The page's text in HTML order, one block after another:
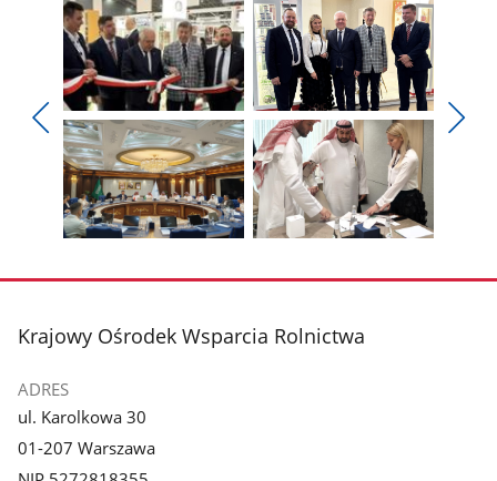
Pokaż
poprzednie
zdjęcia
Pokaż
zdjęcie
1
z
galerii.
Pokaż
zdjęcie
2
z
galerii.
zdjęcie
galerii.
zdjęcie
z
galerii.
stopka
Krajowy Ośrodek Wsparcia Rolnictwa
ADRES
ul. Karolkowa 30
01-207 Warszawa